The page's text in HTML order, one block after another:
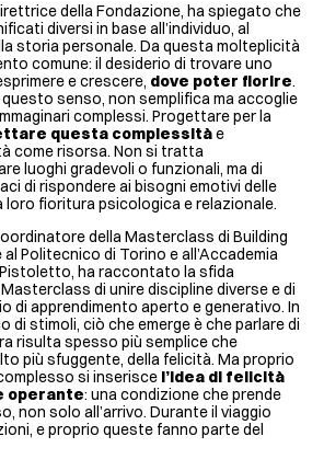
della Fondazione, ha spiegato che
diversi in base all’individuo, al
storia personale. Da questa molteplicità
comune: il desiderio di trovare uno
e crescere, dove poter fiorire.
questo senso, non semplifica ma accoglie
complessi. Progettare per la
questa complessitàe
come risorsa. Non si tratta
luoghi gradevoli o funzionali, ma di
di rispondere ai bisogni emotivi delle
loro fioritura psicologica e relazionale.
della Masterclass di Building
Politecnico di Torino e all’Accademia
ha raccontato la sfida
di unire discipline diverse e di
di apprendimento aperto e generativo. In
stimoli, ciò che emerge è che parlare di
risulta spesso più semplice che
più sfuggente, della felicità. Ma proprio
si inserisce l’idea di felicità
operante: una condizione che prende
non solo all’arrivo. Durante il viaggio
e proprio queste fanno parte del